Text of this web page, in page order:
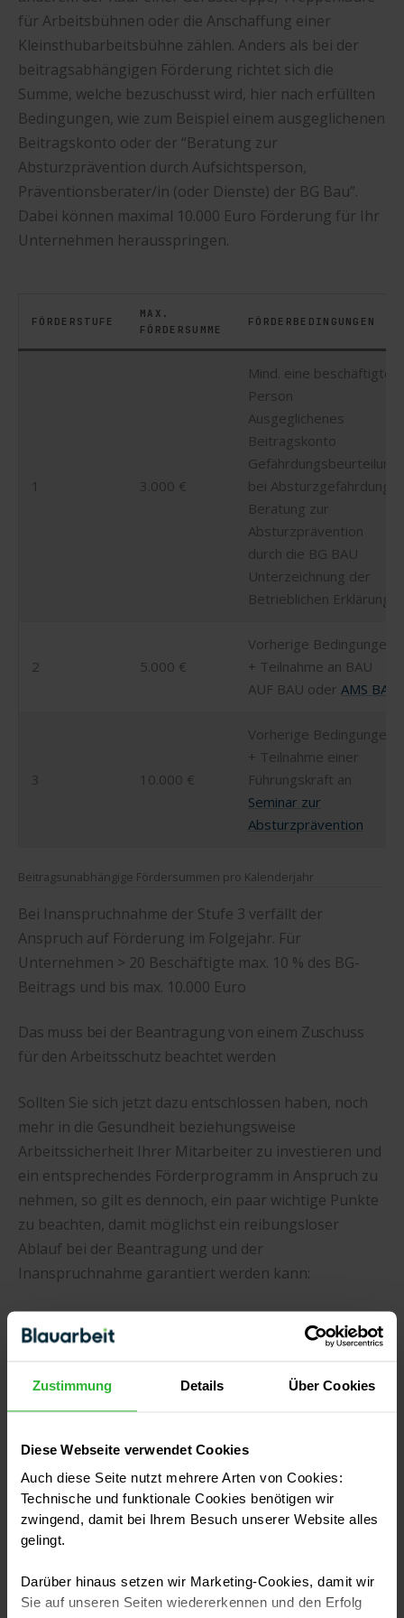
Zustimmung Details Über Cookies
Diese Webseite verwendet Cookies
Auch diese Seite nutzt mehrere Arten von Cookies:
Technische und funktionale Cookies benötigen wir
zwingend, damit bei Ihrem Besuch unserer Website alles
gelingt.
Darüber hinaus setzen wir Marketing-Cookies, damit wir
Sie auf unseren Seiten wiedererkennen und den Erfolg
für Arbeitsbühnen oder die Anschaffung einer
Kleinsthubarbeitsbühne zählen. Anders als bei der
beitragsabhängigen Förderung richtet sich die
Summe, welche bezuschusst wird, hier nach erfüllten
Bedingungen, wie zum Beispiel einem ausgeglichenen
Beitragskonto oder der “Beratung zur
Absturzprävention durch Aufsichtsperson,
Präventionsberater/in (oder Dienste) der BG Bau”.
Dabei können maximal 10.000 Euro Förderung für Ihr
Unternehmen herausspringen.
FÖRDERSTUFE
MAX.
FÖRDERSUMME
FÖRDERBEDINGUNGEN
1 3.000 €
Mind. eine beschäftigte
Person
Ausgeglichenes
Beitragskonto
Gefährdungsbeurteilung
bei Absturzgefährdung
Beratung zur
Absturzprävention
durch die BG BAU
Unterzeichnung der
Betrieblichen Erklärung
2 5.000 €
Vorherige Bedingungen
+ Teilnahme an BAU
AUF BAU oder AMS BAU
3 10.000 €
Vorherige Bedingungen
+ Teilnahme einer
Führungskraft an
Seminar zur
Absturzprävention
Beitragsunabhängige Fördersummen pro Kalenderjahr
Bei Inanspruchnahme der Stufe 3 verfällt der
Anspruch auf Förderung im Folgejahr. Für
Unternehmen > 20 Beschäftigte max. 10 % des BG-
Beitrags und bis max. 10.000 Euro
Das muss bei der Beantragung von einem Zuschuss
für den Arbeitsschutz beachtet werden
Sollten Sie sich jetzt dazu entschlossen haben, noch
mehr in die Gesundheit beziehungsweise
Arbeitssicherheit Ihrer Mitarbeiter zu investieren und
ein entsprechendes Förderprogramm in Anspruch zu
nehmen, so gilt es dennoch, ein paar wichtige Punkte
zu beachten, damit möglichst ein reibungsloser
Ablauf bei der Beantragung und der
Inanspruchnahme garantiert werden kann:
Nicht nur sind die Bedingungen, welche der Tabelle
entnommen werden können, zu erfüllen. Auch
muss die Voraussetzung gegeben sein, dass die
Durchführung, (z.B. ein Rückentraining um der
klassischen Berufskrankheit entgegenzuwirken)
Rechnungsdatum.
Nicht nur betriebliche Festanschaffungen, auch
eine Bezuschussung von Leasinggeräten fällt
Sollte für die Arbeit ein Gerät angeschafft und